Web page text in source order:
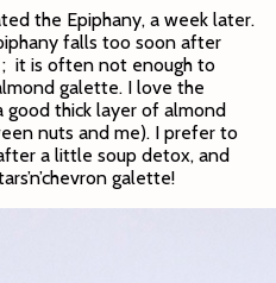
the Epiphany, a week later.
falls too soon after
; it is often not enough to
galette. I love the
thick layer of almond
nuts and me). I prefer to
a little soup detox, and
galette!